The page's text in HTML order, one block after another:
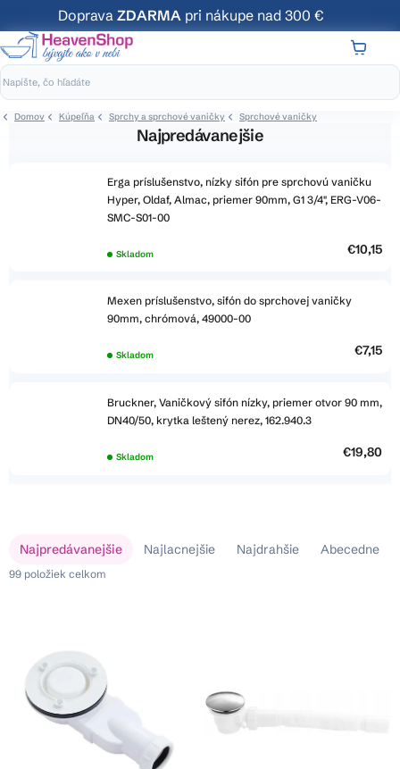
na
obsah
Doprava ZDARMA pri nákupe nad 300 €
Domov Kúpeľňa Sprchy a sprchové vaničky Sprchové vaničky
Najpredávanejšie
Erga príslušenstvo, nízky sifón pre sprchovú vaničku
Hyper, Oldaf, Almac, priemer 90mm, G1 3/4", ERG-V06-
SMC-S01-00
Skladom €10,15
Mexen príslušenstvo, sifón do sprchovej vaničky
90mm, chrómová, 49000-00
Skladom €7,15
Bruckner, Vaničkový sifón nízky, priemer otvor 90 mm,
DN40/50, krytka leštený nerez, 162.940.3
Skladom €19,80
d
Najpredávanejšie Najlacnejšie Najdrahšie Abecedne
99 položiek celkom
p